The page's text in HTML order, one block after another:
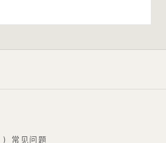
) 常见问题